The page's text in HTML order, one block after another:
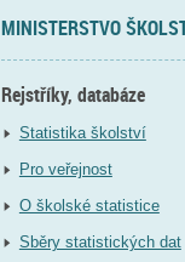
MINISTERSTVO
Rejstříky, databáze
Statistika školství
Pro veřejnost
O školské statistice
Sběry statistických dat